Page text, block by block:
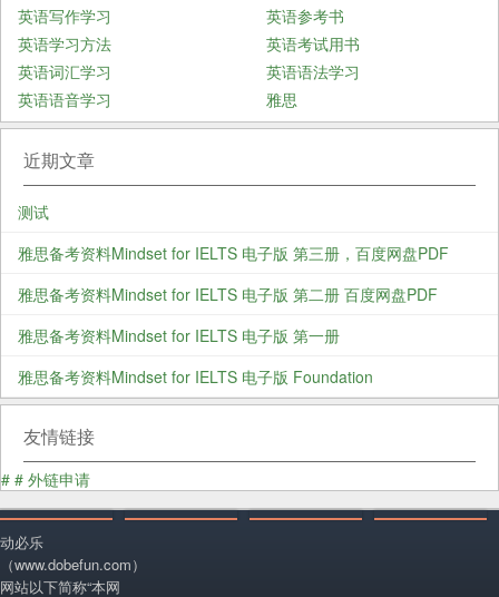
英语写作学习
英语参考书
英语学习方法
英语考试用书
英语词汇学习
英语语法学习
英语语音学习
雅思
近期文章
测试
雅思备考资料Mindset for IELTS 电子版 第三册，百度网盘PDF
雅思备考资料Mindset for IELTS 电子版 第二册 百度网盘PDF
雅思备考资料Mindset for IELTS 电子版 第一册
雅思备考资料Mindset for IELTS 电子版 Foundation
友情链接
# # 外链申请
动必乐
（www.dobefun.com）
网站以下简称“本网